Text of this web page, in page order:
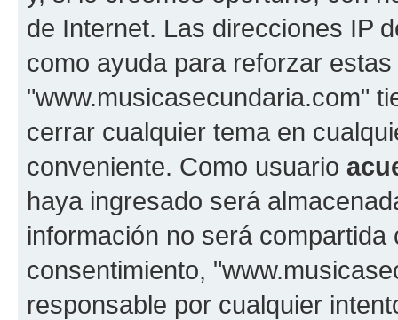
de Internet. Las direcciones IP
como ayuda para reforzar
"www.musicasecundaria.com"
cerrar cualquier tema en
conveniente. Como usuario
haya ingresado será
información no será
consentimiento,
responsable por cualquier